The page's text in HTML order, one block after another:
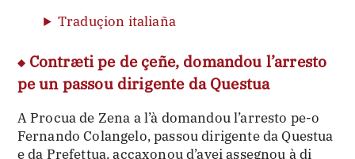
Traduçion italiaña
Contræti pe de çeñe, domandou l’arresto
pe un passou dirigente da Questua
A Procua de Zena a l’à domandou l’arresto pe-o
Fernando Colangelo, passou dirigente da Questua
e da Prefettua, accaxonou d’avei assegnou à di